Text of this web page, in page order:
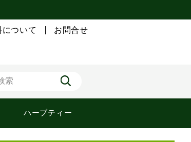
ついて お問合せ
ハーブティー